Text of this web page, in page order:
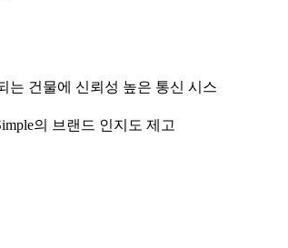
는 건물에 신뢰성 높은 통신 시스
의 브랜드 인지도 제고